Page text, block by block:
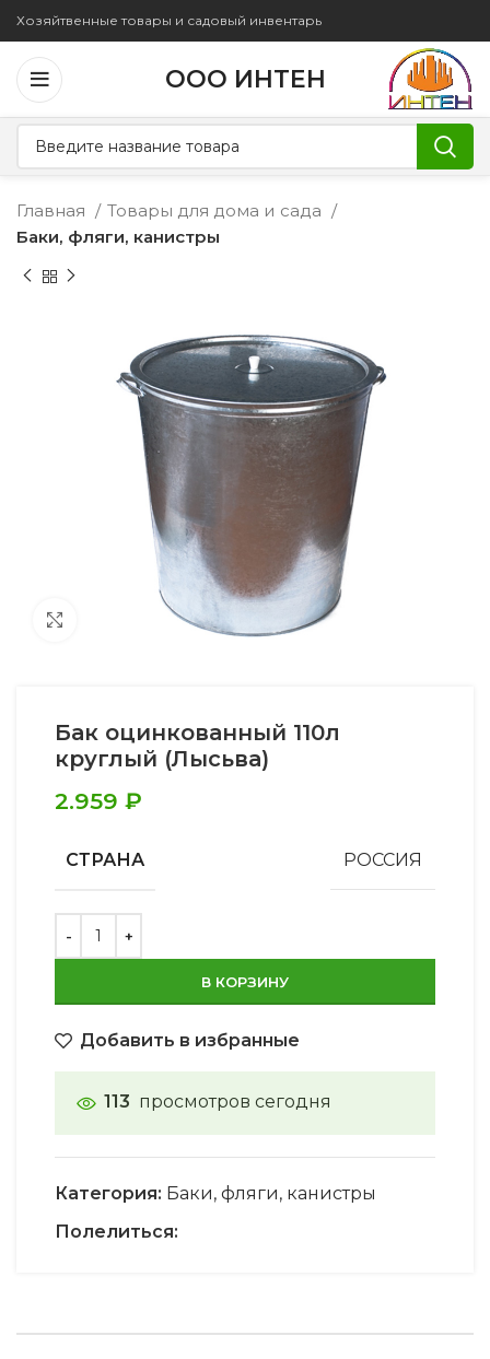
Хозяйтвенные товары и садовый инвентарь
ООО ИНТЕН
Главная
Товары для дома и сада
Баки, фляги, канистры
Бак оцинкованный 110л
круглый (Лысьва)
2.959 ₽
СТРАНА РОССИЯ
В КОРЗИНУ
Добавить в избранные
113 просмотров сегодня
Категория: Баки, фляги, канистры
Полелиться: